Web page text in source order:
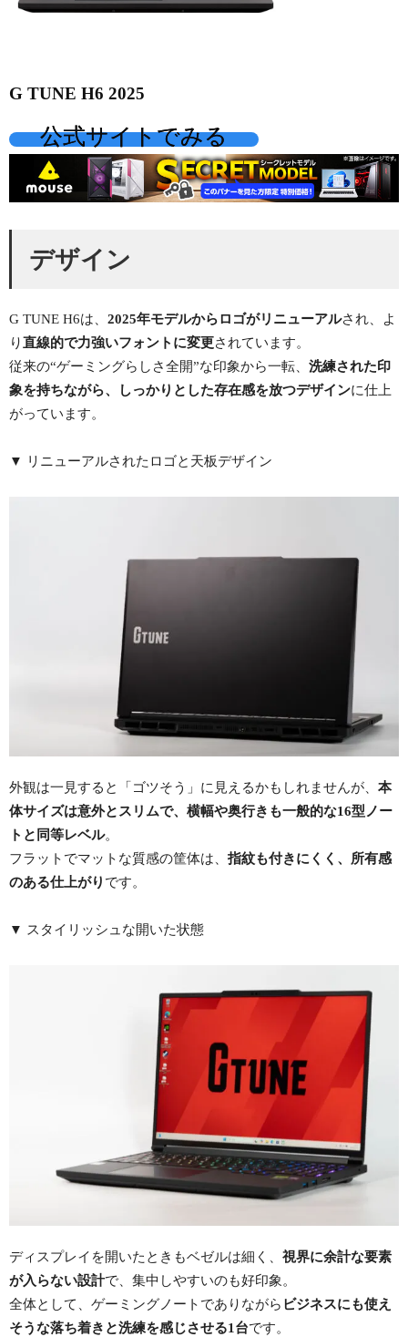
G TUNE H6 2025
公式サイトでみる
デザイン
G TUNE H6は、 2025年モデルからロゴがリニューアルされ、よ
り直線的で力強いフォントに変更されています。
従来の“ゲーミングらしさ全開”な印象から一転、 洗練された印
象を持ちながら、しっかりとした存在感を放つデザインに仕上
がっています。
▼ リニューアルされたロゴと天板デザイン
外観は一見すると「ゴツそう」に見えるかもしれませんが、 本
体サイズは意外とスリムで、横幅や奥行きも一般的な16型ノー
トと同等レベル。
フラットでマットな質感の筐体は、 指紋も付きにくく、所有感
のある仕上がり です。
▼ スタイリッシュな開いた状態
ディスプレイを開いたときもベゼルは細く、 視界に余計な要素
が入らない設計で、集中しやすいのも好印象。
全体として、ゲーミングノートでありながら ビジネスにも使え
そうな落ち着きと洗練を感じさせる1台です。